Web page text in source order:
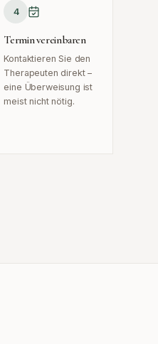
4
Termin vereinbaren
Kontaktieren Sie den
Therapeuten direkt –
eine Überweisung ist
meist nicht nötig.